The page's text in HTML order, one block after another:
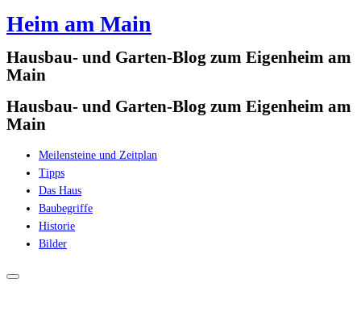
Zum
springen
Heim am Main
Hausbau- und Garten-Blog zum Eigenheim am
Main
Hausbau- und Garten-Blog zum Eigenheim am
Main
Meilensteine und Zeitplan
Tipps
Das Haus
Baubegriffe
Historie
Bilder